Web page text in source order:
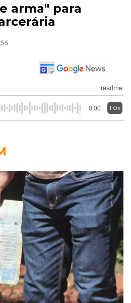
arma" para
readme
0:00 1.0x